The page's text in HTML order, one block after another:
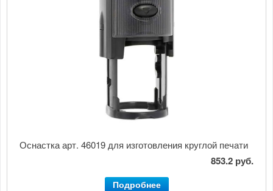
Оснастка арт. 46019 для изготовления круглой печати
853.2 руб.
Подробнее